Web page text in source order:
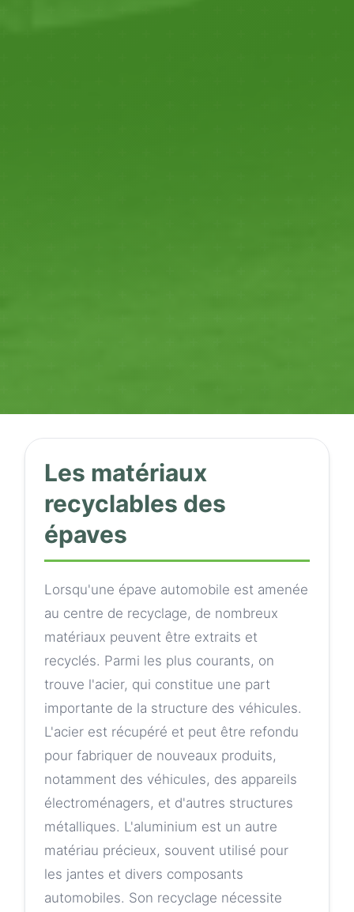
Les matériaux
recyclables des
épaves
Lorsqu'une épave automobile est amenée
au centre de recyclage, de nombreux
matériaux peuvent être extraits et
recyclés. Parmi les plus courants, on
trouve l'acier, qui constitue une part
importante de la structure des véhicules.
L'acier est récupéré et peut être refondu
pour fabriquer de nouveaux produits,
notamment des véhicules, des appareils
électroménagers, et d'autres structures
métalliques. L'aluminium est un autre
matériau précieux, souvent utilisé pour
les jantes et divers composants
automobiles. Son recyclage nécessite